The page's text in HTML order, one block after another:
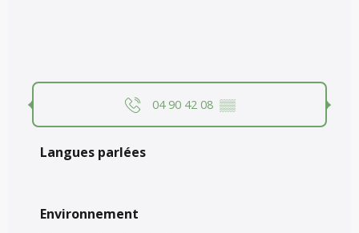
04 90 42 08 ▒▒
Langues parlées
Langues parlées
Environnement
Environnement